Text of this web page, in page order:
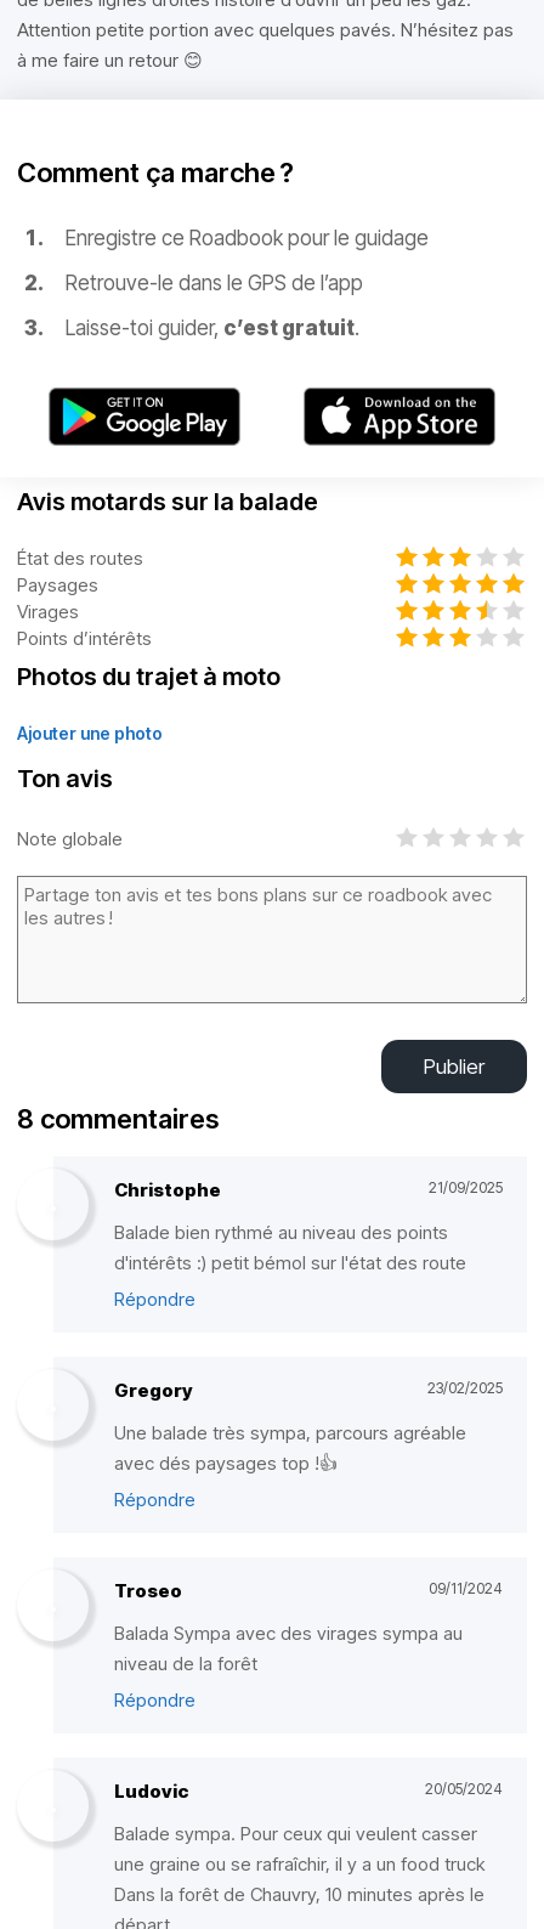
Attention petite portion avec quelques pavés. N’hésitez pas
à me faire un retour 😊
Comment ça marche ?
Enregistre ce Roadbook pour le guidage
Retrouve-le dans le GPS de l’app
Laisse-toi guider, c’est gratuit.
Avis motards sur la balade
État des routes
Paysages
Virages
Points d’intérêts
Photos du trajet à moto
Ajouter une photo
Ton avis
Note globale
Publier
8 commentaires
Christophe 21/09/2025
Balade bien rythmé au niveau des points
d'intérêts :) petit bémol sur l'état des route
Répondre
Gregory 23/02/2025
Une balade très sympa, parcours agréable
avec dés paysages top !👍
Répondre
Troseo 09/11/2024
Balada Sympa avec des virages sympa au
niveau de la forêt
Répondre
Ludovic 20/05/2024
Balade sympa. Pour ceux qui veulent casser
une graine ou se rafraîchir, il y a un food truck
Dans la forêt de Chauvry, 10 minutes après le